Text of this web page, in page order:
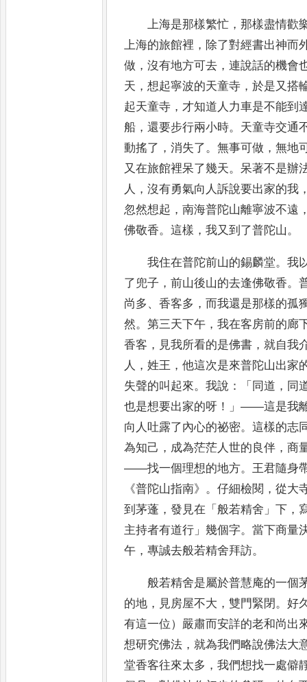
上海是那樣繁忙 ，那樣盡情歡
上海的旅館裡 ， 除了對經書出神而
做 ，沒有地方可去 ，連說話的機會
天 ，想起寧波的天童寺 ，於是又搭
起天童寺 ，才知道人力車是不能到
船 ，還要步行兩小時。 天童寺交通
動搖了 ，消失了。無事可做 ，無地
又在旅館裡呆了幾天。呆著不是辦
人 ，沒有勇氣向人訴說要出家的我
忽然想起 ，南海普陀山離寧波不遠
佛敬香。這樣 ，我又到了普陀山。
我住在普陀前山的錫麟堂。我
了兜子 ，前山後山的去逢佛敬香。
尚多 、香客多 ， 而我還是那樣的孤
然。第三天下午 ，我在客房前的廊
香客 ， 見我所看的是佛書 ，就自我
人 ，姓王 ，他這次是來普陀山出家
失聲的叫 起來。我說 ： 「 同道 ， 同
也是想要出家的呀 ！」——這是我
向人吐露了內心的祕密。這樣的志
為知己 ， 成為茫茫人世的良伴 ，商
——找一個理想的地方。王君隨身
《普陀山指南》 。仔細檢閱 ，從大
到茅蓬 ，發見在 「般若精舍 」下 ，
主持者有道行 」幾個字。當下商量
午 ，專誠去般若精舍拜訪。
般若精舍是屬於普慧庵的一個
的地 ， 見房屋不大 ，雙門緊閉。好
有這一位）嚴肅而安詳的老和尚出
想研究佛法 ，就為我們略說佛法大
堂香客往來太多 ，我們想找一處僻